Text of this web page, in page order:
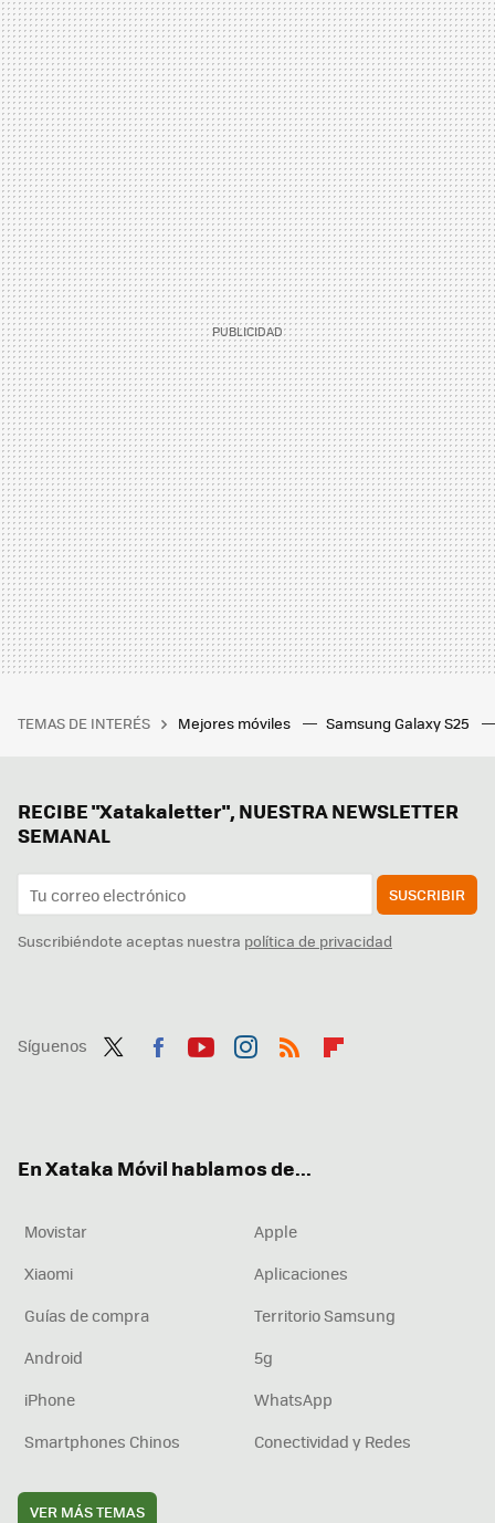
TEMAS DE INTERÉS Mejores móviles Samsung Galaxy S25
RECIBE "Xatakaletter", NUESTRA NEWSLETTER
SEMANAL
SUSCRIBIR
Suscribiéndote aceptas nuestra política de privacidad
Síguenos
En Xataka Móvil hablamos de...
Movistar
Apple
Xiaomi
Aplicaciones
Guías de compra
Territorio Samsung
Android
5g
iPhone
WhatsApp
Smartphones Chinos
Conectividad y Redes
VER MÁS TEMAS